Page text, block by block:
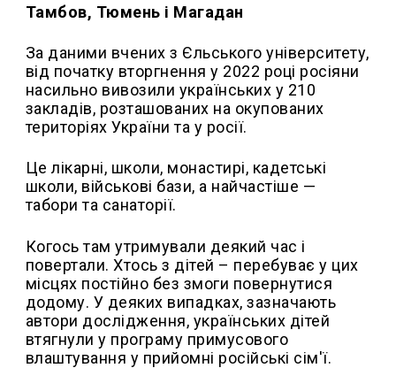
Тамбов, Тюмень і Магадан
За даними вчених з Єльського університету,
від початку вторгнення у 2022 році росіяни
насильно вивозили українських у 210
закладів, розташованих на окупованих
територіях України та у росії.
Це лікарні, школи, монастирі, кадетські
школи, військові бази, а найчастіше —
табори та санаторії.
Когось там утримували деякий час і
повертали. Хтось з дітей – перебуває у цих
місцях постійно без змоги повернутися
додому. У деяких випадках, зазначають
автори дослідження, українських дітей
втягнули у програму примусового
влаштування у прийомні російські сім'ї.